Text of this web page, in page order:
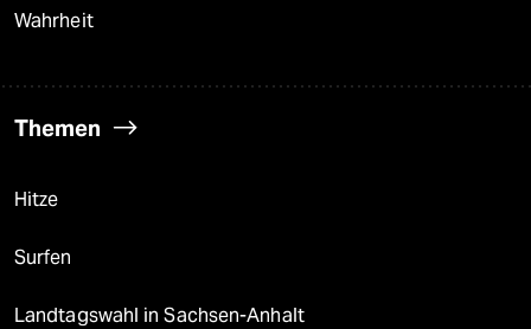
Wahrheit
Themen
Hitze
Surfen
Landtagswahl in Sachsen-Anhalt